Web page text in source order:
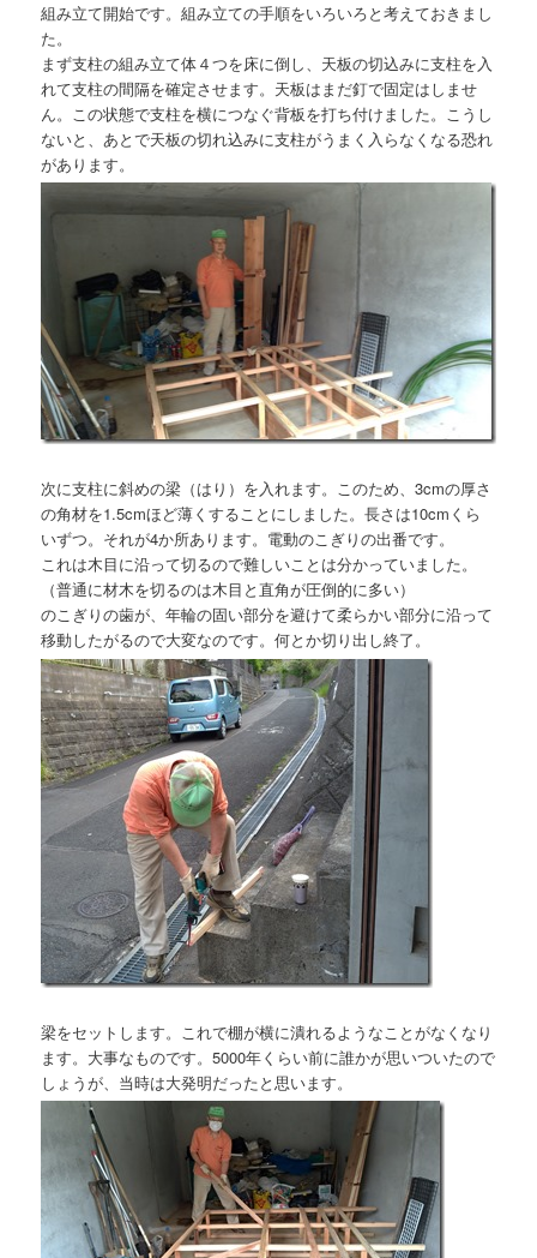
組み立て開始です。組み立ての手順をいろいろと考えておきまし
た。
まず支柱の組み立て体４つを床に倒し、天板の切込みに支柱を入
れて支柱の間隔を確定させます。天板はまだ釘で固定はしませ
ん。この状態で支柱を横につなぐ背板を打ち付けました。こうし
ないと、あとで天板の切れ込みに支柱がうまく入らなくなる恐れ
があります。
次に支柱に斜めの梁（はり）を入れます。このため、3cmの厚さ
の角材を1.5cmほど薄くすることにしました。長さは10cmくら
いずつ。それが4か所あります。電動のこぎりの出番です。
これは木目に沿って切るので難しいことは分かっていました。
（普通に材木を切るのは木目と直角が圧倒的に多い）
のこぎりの歯が、年輪の固い部分を避けて柔らかい部分に沿って
移動したがるので大変なのです。何とか切り出し終了。
梁をセットします。これで棚が横に潰れるようなことがなくなり
ます。大事なものです。5000年くらい前に誰かが思いついたので
しょうが、当時は大発明だったと思います。